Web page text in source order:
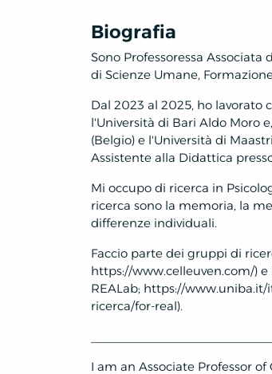
Biografia
Sono Professoressa Associata
di Scienze Umane,
Dal 2023 al 2025, ho lavorato
l'Università di Bari Aldo Moro
(Belgio) e l'Università di
Assistente alla Didattica
Mi occupo di ricerca in
ricerca sono la memoria, la
differenze individuali.
Faccio parte dei gruppi di
https://www.celleuven.com/) e
REALab; https://
ricerca/for-real).
I am an Associate Professor of